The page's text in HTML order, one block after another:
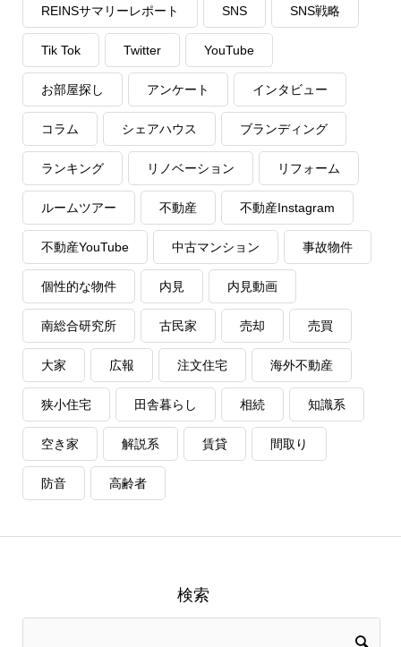
REINSサマリーレポート SNS SNS戦略
Tik Tok Twitter YouTube
お部屋探し アンケート インタビュー
コラム シェアハウス ブランディング
ランキング リノベーション リフォーム
ルームツアー 不動産 不動産Instagram
不動産YouTube 中古マンション 事故物件
個性的な物件 内見 内見動画
南総合研究所 古民家 売却 売買
大家 広報 注文住宅 海外不動産
狭小住宅 田舎暮らし 相続 知識系
空き家 解説系 賃貸 間取り
防音 高齢者
検索